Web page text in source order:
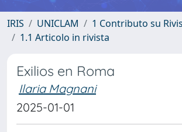
IRIS UNICLAM
1 Contributo su
1.1 Articolo in rivista
Exilios en Roma
Ilaria Magnani
2025-01-01